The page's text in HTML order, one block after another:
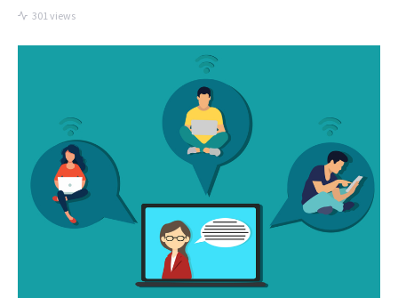
301 views